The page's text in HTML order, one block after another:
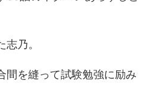
乃。
間を縫って試験勉強に励み